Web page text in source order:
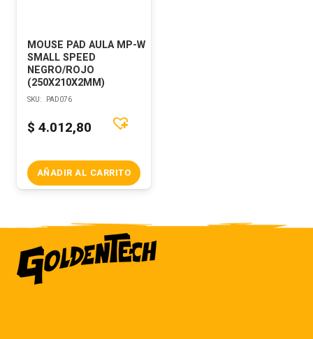
MOUSE PAD AULA MP-W
SMALL SPEED
NEGRO/ROJO
(250X210X2MM)
SKU: PAD076
$ 4.012,80
AÑADIR AL CARRITO